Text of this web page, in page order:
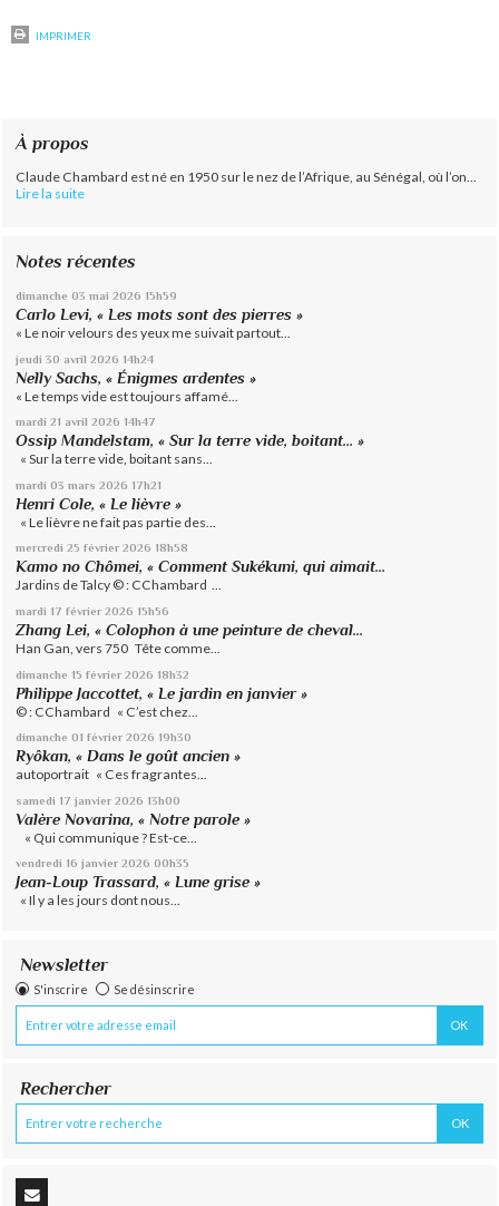
IMPRIMER
À propos
Claude Chambard est né en 1950 sur le nez de l’Afrique, au Sénégal, où l’on...
Lire la suite
Notes récentes
dimanche 03 mai 2026 15h59
Carlo Levi, « Les mots sont des pierres »
« Le noir velours des yeux me suivait partout...
jeudi 30 avril 2026 14h24
Nelly Sachs, « Énigmes ardentes »
« Le temps vide est toujours affamé...
mardi 21 avril 2026 14h47
Ossip Mandelstam, « Sur la terre vide, boitant… »
« Sur la terre vide, boitant sans...
mardi 03 mars 2026 17h21
Henri Cole, « Le lièvre »
« Le lièvre ne fait pas partie des...
mercredi 25 février 2026 18h58
Kamo no Chômei, « Comment Sukékuni, qui aimait...
Jardins de Talcy © : CChambard ...
mardi 17 février 2026 15h56
Zhang Lei, « Colophon à une peinture de cheval...
Han Gan, vers 750 Tête comme...
dimanche 15 février 2026 18h32
Philippe Jaccottet, « Le jardin en janvier »
© : CChambard « C’est chez...
dimanche 01 février 2026 19h30
Ryôkan, « Dans le goût ancien »
autoportrait « Ces fragrantes...
samedi 17 janvier 2026 13h00
Valère Novarina, « Notre parole »
« Qui communique ? Est-ce...
vendredi 16 janvier 2026 00h35
Jean-Loup Trassard, « Lune grise »
« Il y a les jours dont nous...
Newsletter
S'inscrire Se désinscrire
Rechercher